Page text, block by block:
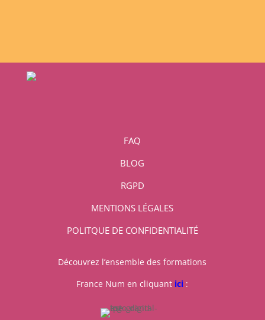
FAQ
BLOG
RGPD
MENTIONS LÉGALES
POLITQUE DE CONFIDENTIALITÉ
Découvrez l’ensemble des formations
France Num en cliquant ici :